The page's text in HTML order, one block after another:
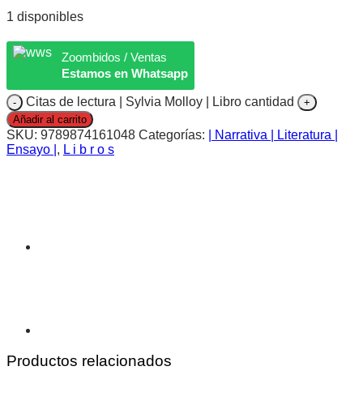
1 disponibles
Zoombidos / Ventas
Estamos en Whatsapp
Citas de lectura | Sylvia Molloy | Libro cantidad
Añadir al carrito
SKU: 9789874161048 Categorías:
| Narrativa | Literatura |
Ensayo | , L i b r o s
Productos relacionados